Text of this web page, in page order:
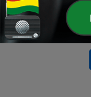
16 oct. 2024